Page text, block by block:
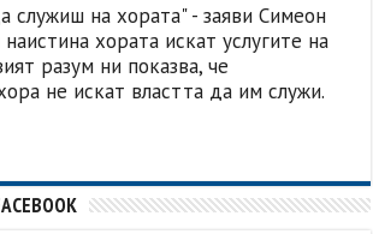
служиш на хората" - заяви Симеон
хората искат услугите на
разум ни показва, че
не искат властта да им служи.